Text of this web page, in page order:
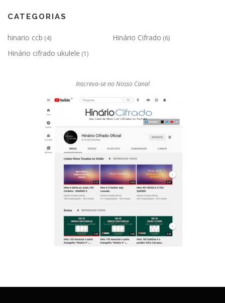
CATEGORIAS
hinario ccb (4) Hinário Cifrado (6)
Hinário cifrado ukulele (1)
Inscreva-se no Nosso Canal